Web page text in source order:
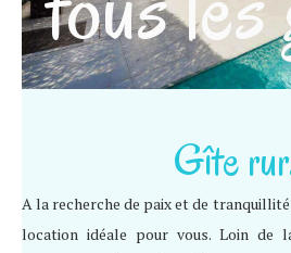
Gîte
A la recherche de paix et de
location idéale pour vous. Loin de